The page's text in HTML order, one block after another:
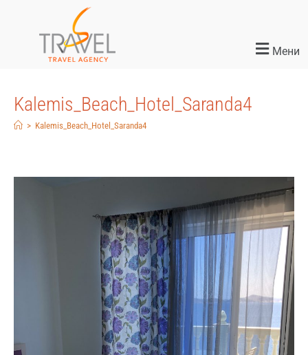
Мени
Kalemis_Beach_Hotel_Saranda4
> Kalemis_Beach_Hotel_Saranda4